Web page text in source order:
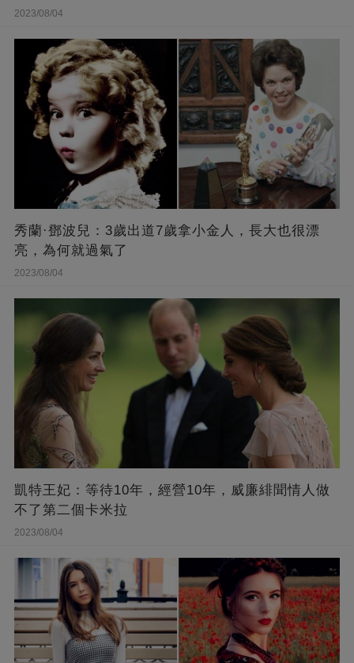
2023/08/04
秀蘭·鄧波兒：3歲出道7歲拿小金人，長大也很漂
亮，為何就過氣了
2023/08/04
凱特王妃：等待10年，經營10年，威廉緋聞情人做
不了第二個卡米拉
2023/08/04